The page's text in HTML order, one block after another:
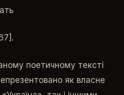
поетичному тексті
як власне